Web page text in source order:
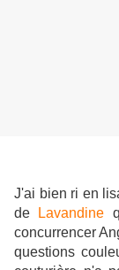
J'ai bien ri en
de
Lavandine​
concurrencer
questions